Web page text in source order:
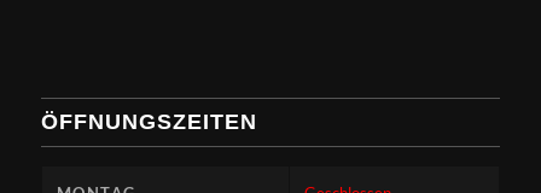
ÖFFNUNGSZEITEN